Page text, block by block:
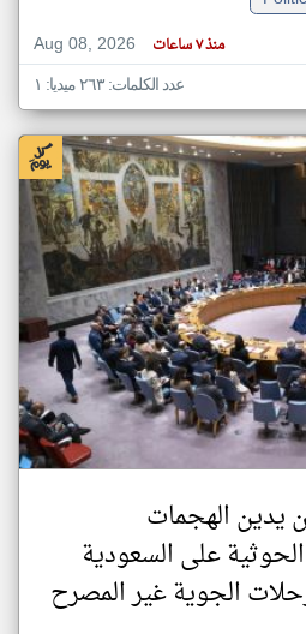
Aug 08, 2026
منذ ٧ ساعات
عدد الكلمات: ٢٦٣ ميديا: ١
يدين الهجمات
على السعودية
الجوية غير المصرح